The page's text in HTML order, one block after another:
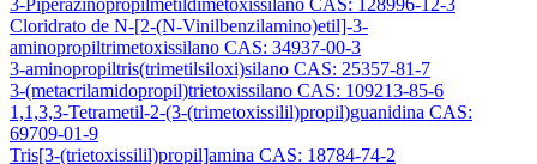
3-Piperazinopropilmetildimetoxissilano CAS: 128996-12-3
Cloridrato de N-[2-(N-Vinilbenzilamino)etil]-3-
aminopropiltrimetoxissilano CAS: 34937-00-3
3-aminopropiltris(trimetilsiloxi)silano CAS: 25357-81-7
3-(metacrilamidopropil)trietoxissilano CAS: 109213-85-6
1,1,3,3-Tetrametil-2-(3-(trimetoxissilil)propil)guanidina CAS:
69709-01-9
Tris[3-(trietoxissilil)propil]amina CAS: 18784-74-2